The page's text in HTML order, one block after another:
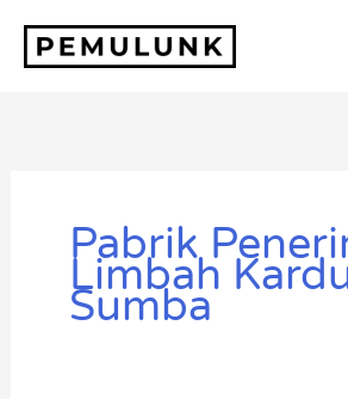
Pabrik
Limbah
Sumba